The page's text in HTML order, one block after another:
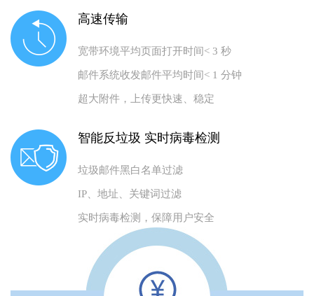
高速传输
宽带环境平均页面打开时间< 3 秒
邮件系统收发邮件平均时间< 1 分钟
超大附件，上传更快速、稳定
智能反垃圾 实时病毒检测
垃圾邮件黑白名单过滤
IP、地址、关键词过滤
实时病毒检测，保障用户安全